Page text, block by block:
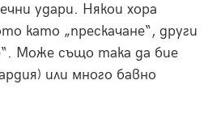
удари. Някои хора
като „прескачане“, други
Може също така да бие
или много бавно